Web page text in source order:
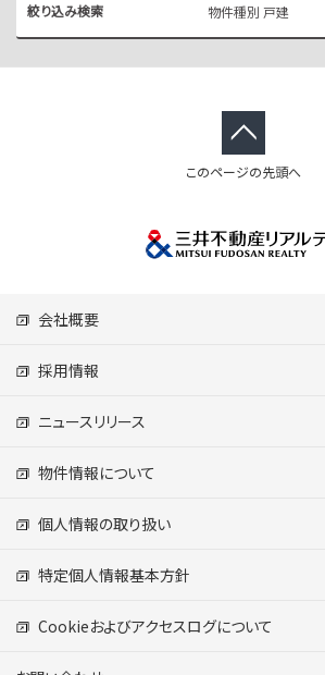
絞り込み検索 物件種別 戸建
このページの先頭へ
会社概要
採用情報
ニュースリリース
物件情報について
個人情報の取り扱い
特定個人情報基本方針
Cookieおよびアクセスログについて